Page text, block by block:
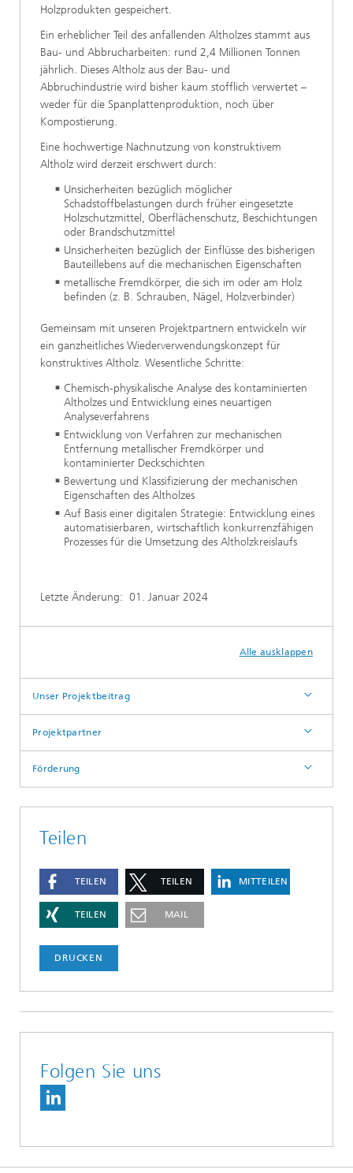
Holzprodukten gespeichert.
Ein erheblicher Teil des anfallenden Altholzes stammt aus
Bau- und Abbrucharbeiten: rund 2,4 Millionen Tonnen
jährlich. Dieses Altholz aus der Bau- und
Abbruchindustrie wird bisher kaum stofflich verwertet –
weder für die Spanplattenproduktion, noch über
Kompostierung.
Eine hochwertige Nachnutzung von konstruktivem
Altholz wird derzeit erschwert durch:
Unsicherheiten bezüglich möglicher
Schadstoffbelastungen durch früher eingesetzte
Holzschutzmittel, Oberflächenschutz, Beschichtungen
oder Brandschutzmittel
Unsicherheiten bezüglich der Einflüsse des bisherigen
Bauteillebens auf die mechanischen Eigenschaften
metallische Fremdkörper, die sich im oder am Holz
befinden (z. B. Schrauben, Nägel, Holzverbinder)
Gemeinsam mit unseren Projektpartnern entwickeln wir
ein ganzheitliches Wiederverwendungskonzept für
konstruktives Altholz. Wesentliche Schritte:
Chemisch-physikalische Analyse des kontaminierten
Altholzes und Entwicklung eines neuartigen
Analyseverfahrens
Entwicklung von Verfahren zur mechanischen
Entfernung metallischer Fremdkörper und
kontaminierter Deckschichten
Bewertung und Klassifizierung der mechanischen
Eigenschaften des Altholzes
Auf Basis einer digitalen Strategie: Entwicklung eines
automatisierbaren, wirtschaftlich konkurrenzfähigen
Prozesses für die Umsetzung des Altholzkreislaufs
Letzte Änderung: 01. Januar 2024
Alle ausklappen
Unser Projektbeitrag
Projektpartner
Förderung
Teilen
TEILEN TEILEN MITTEILEN
TEILEN MAIL
DRUCKEN
Folgen Sie uns